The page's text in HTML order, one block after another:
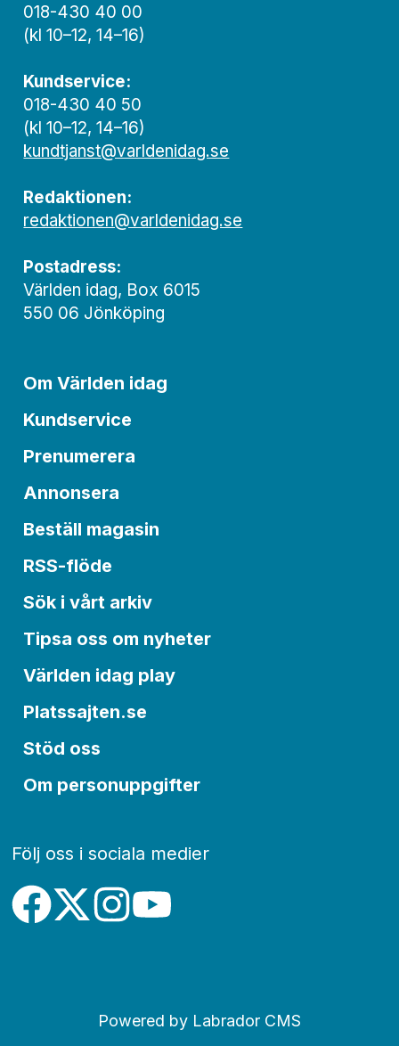
018-430 40 00
(kl 10–12, 14–16)
Kundservice:
018-430 40 50
(kl 10–12, 14–16)
kundtjanst@varldenidag.se
Redaktionen:
redaktionen@varldenidag.se
Postadress:
Världen idag, Box 6015
550 06 Jönköping
Om Världen idag
Kundservice
Prenumerera
Annonsera
Beställ magasin
RSS-flöde
Sök i vårt arkiv
Tipsa oss om nyheter
Världen idag play
Platssajten.se
Stöd oss
Om personuppgifter
Följ oss i sociala medier
Powered by Labrador CMS